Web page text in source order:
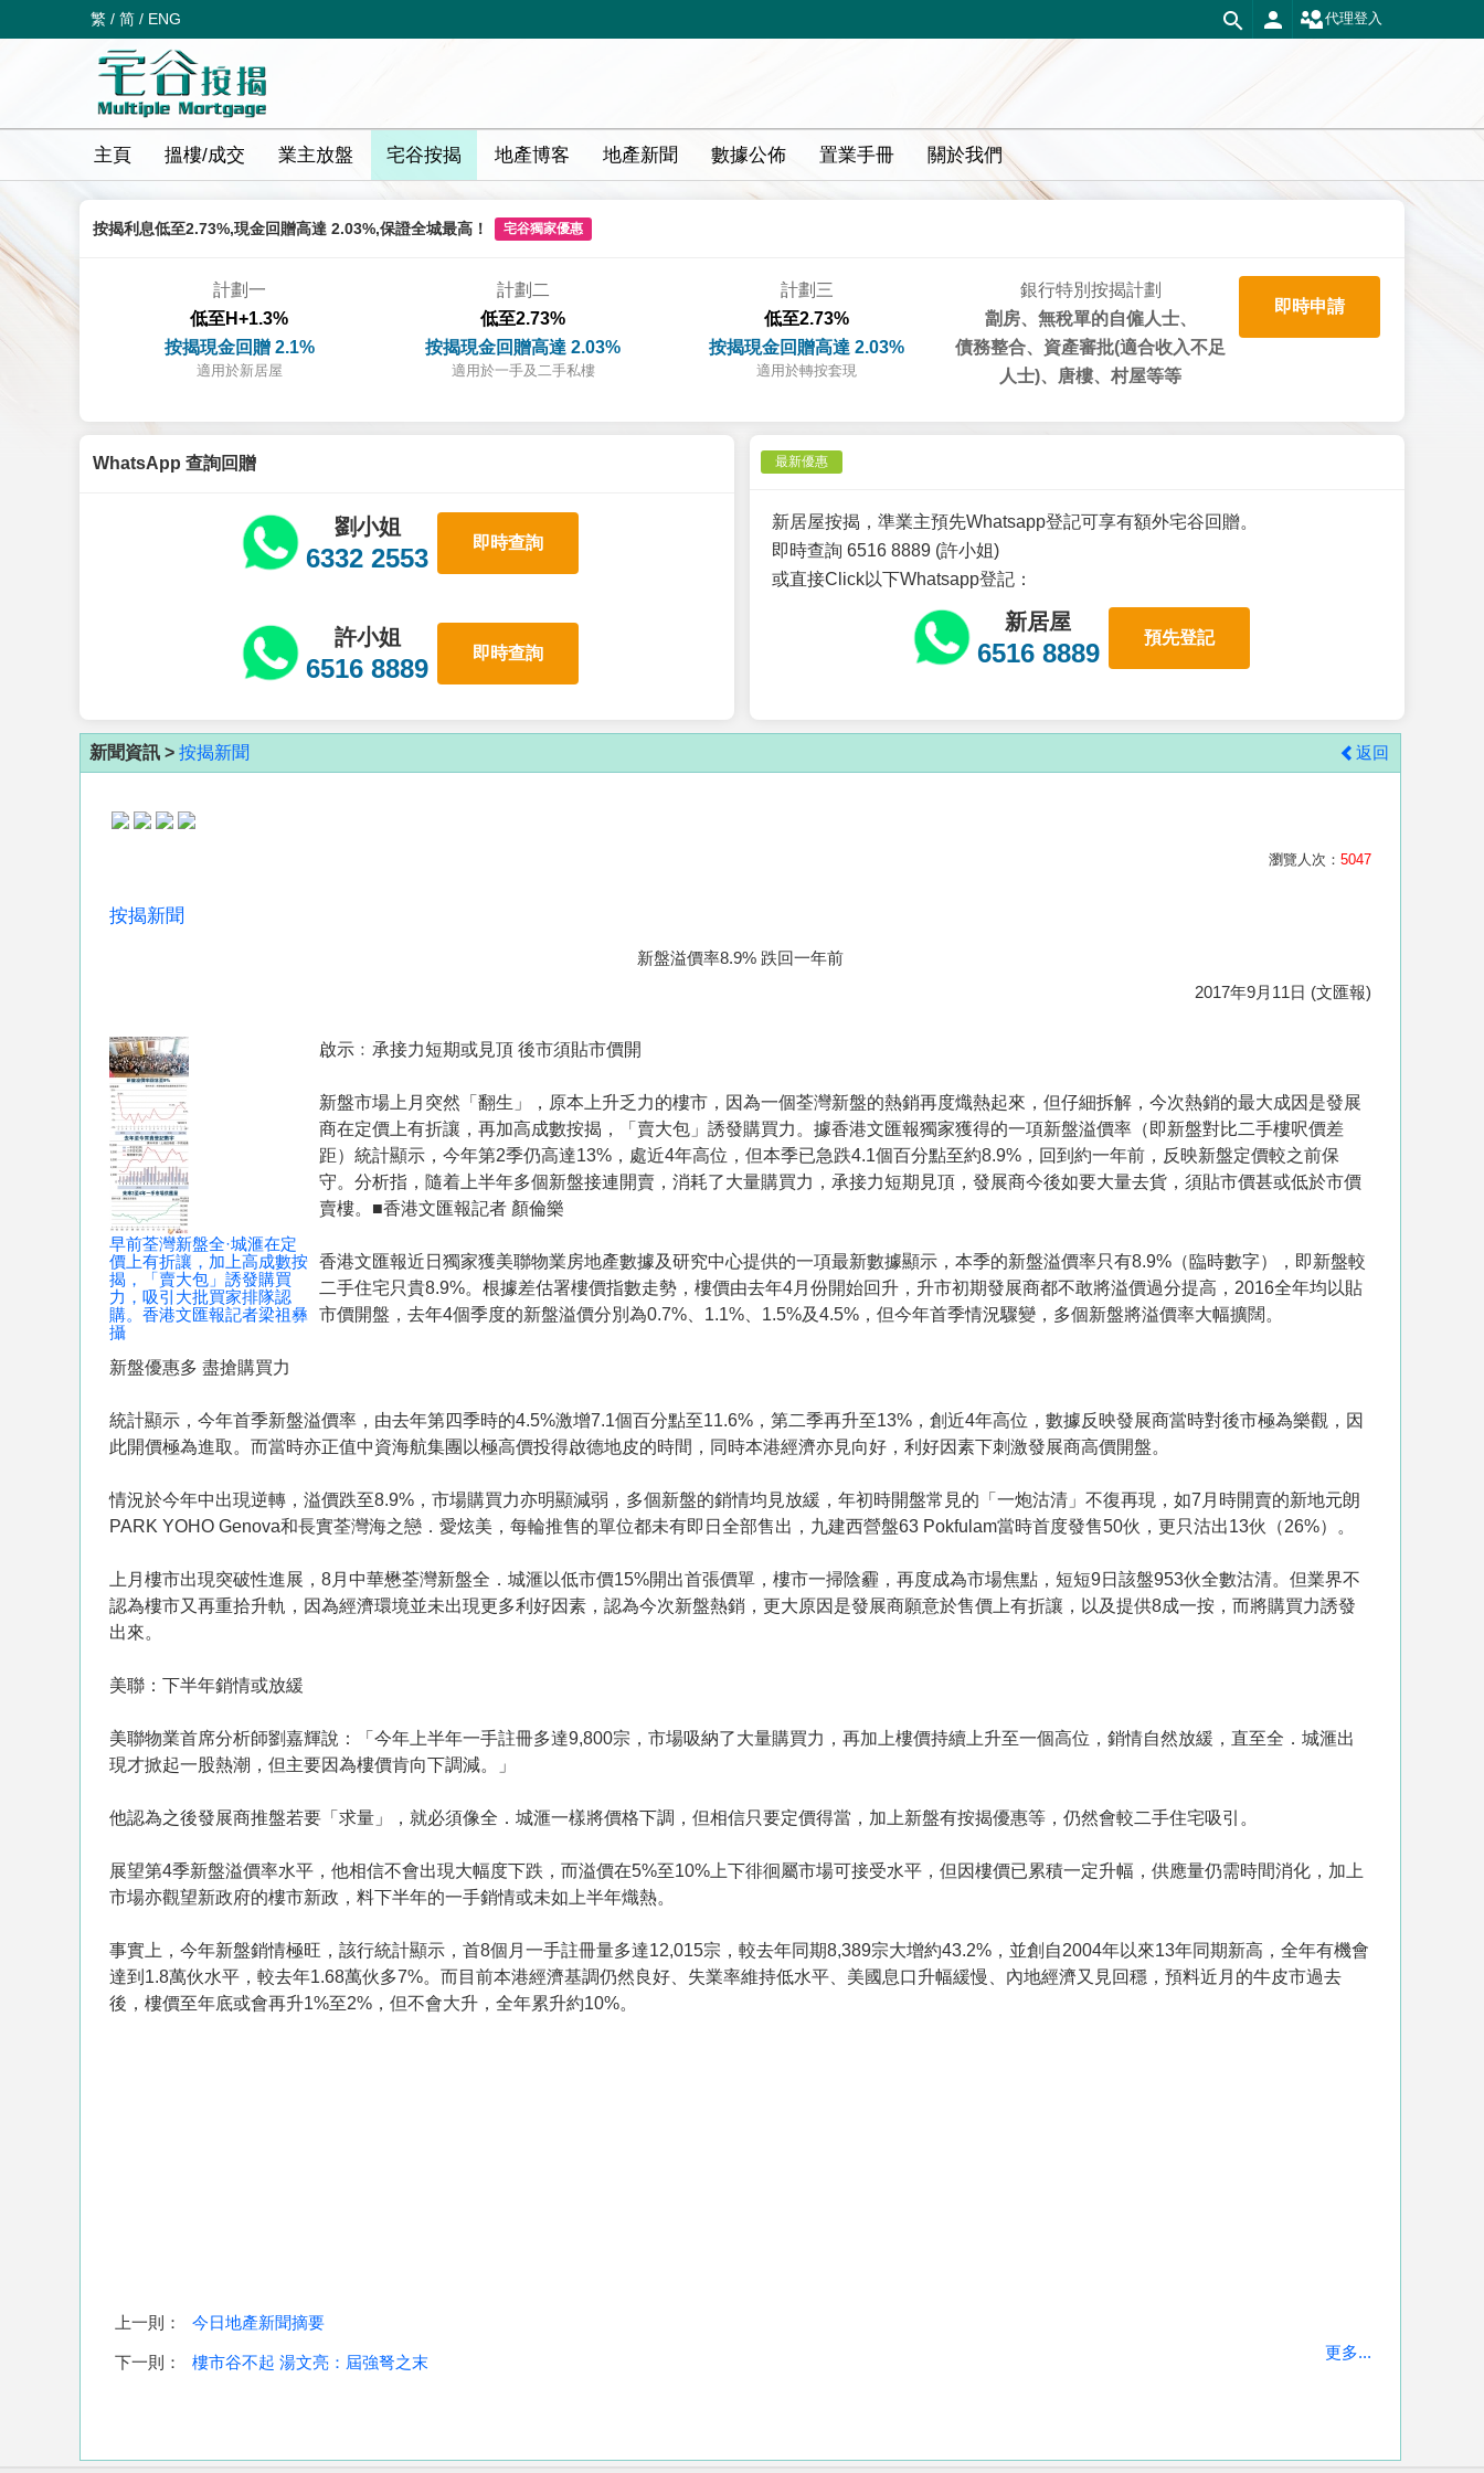
繁 / 简 / ENG 代理登入
主頁 搵樓/成交 業主放盤 宅谷按揭 地產博客 地產新聞 數據公佈 置業手冊 關於我們
按揭利息低至2.73%,現金回贈高達 2.03%,保證全城最高！ 宅谷獨家優惠
計劃一
低至H+1.3%
按揭現金回贈 2.1%
適用於新居屋
計劃二
低至2.73%
按揭現金回贈高達 2.03%
適用於一手及二手私樓
計劃三
低至2.73%
按揭現金回贈高達 2.03%
適用於轉按套現
銀行特別按揭計劃
劏房、無稅單的自僱人士、
債務整合、資產審批(適合收入不足
人士)、唐樓、村屋等等
即時申請
WhatsApp 查詢回贈
劉小姐
6332 2553
即時查詢
許小姐
6516 8889
即時查詢
最新優惠
新居屋按揭，準業主預先Whatsapp登記可享有額外宅谷回贈。
即時查詢 6516 8889 (許小姐)
或直接Click以下Whatsapp登記：
新居屋
6516 8889
預先登記
新聞資訊 > 按揭新聞 返回
瀏覽人次： 5047
按揭新聞
新盤溢價率8.9% 跌回一年前
2017年9月11日 (文匯報)
早前荃灣新盤全·城滙在定
價上有折讓，加上高成數按
揭，「賣大包」誘發購買
力，吸引大批買家排隊認
購。香港文匯報記者梁祖彝
攝
啟示﹕承接力短期或見頂 後市須貼市價開
新盤市場上月突然「翻生」，原本上升乏力的樓市，因為一個荃灣新盤的熱銷再度熾熱起來，但仔細拆解，今次熱銷的最大成因是發展
商在定價上有折讓，再加高成數按揭，「賣大包」誘發購買力。據香港文匯報獨家獲得的一項新盤溢價率（即新盤對比二手樓呎價差
距）統計顯示，今年第2季仍高達13%，處近4年高位，但本季已急跌4.1個百分點至約8.9%，回到約一年前，反映新盤定價較之前保
守。分析指，隨着上半年多個新盤接連開賣，消耗了大量購買力，承接力短期見頂，發展商今後如要大量去貨，須貼市價甚或低於市價
賣樓。■香港文匯報記者 顏倫樂
香港文匯報近日獨家獲美聯物業房地產數據及研究中心提供的一項最新數據顯示，本季的新盤溢價率只有8.9%（臨時數字），即新盤較
二手住宅只貴8.9%。根據差估署樓價指數走勢，樓價由去年4月份開始回升，升市初期發展商都不敢將溢價過分提高，2016全年均以貼
市價開盤，去年4個季度的新盤溢價分別為0.7%、1.1%、1.5%及4.5%，但今年首季情況驟變，多個新盤將溢價率大幅擴闊。
新盤優惠多 盡搶購買力
統計顯示，今年首季新盤溢價率，由去年第四季時的4.5%激增7.1個百分點至11.6%，第二季再升至13%，創近4年高位，數據反映發展商當時對後市極為樂觀，因
此開價極為進取。而當時亦正值中資海航集團以極高價投得啟德地皮的時間，同時本港經濟亦見向好，利好因素下刺激發展商高價開盤。
情況於今年中出現逆轉，溢價跌至8.9%，市場購買力亦明顯減弱，多個新盤的銷情均見放緩，年初時開盤常見的「一炮沽清」不復再現，如7月時開賣的新地元朗
PARK YOHO Genova和長實荃灣海之戀．愛炫美，每輪推售的單位都未有即日全部售出，九建西營盤63 Pokfulam當時首度發售50伙，更只沽出13伙（26%）。
上月樓市出現突破性進展，8月中華懋荃灣新盤全．城滙以低市價15%開出首張價單，樓市一掃陰霾，再度成為市場焦點，短短9日該盤953伙全數沽清。但業界不
認為樓市又再重拾升軌，因為經濟環境並未出現更多利好因素，認為今次新盤熱銷，更大原因是發展商願意於售價上有折讓，以及提供8成一按，而將購買力誘發
出來。
美聯：下半年銷情或放緩
美聯物業首席分析師劉嘉輝說：「今年上半年一手註冊多達9,800宗，市場吸納了大量購買力，再加上樓價持續上升至一個高位，銷情自然放緩，直至全．城滙出
現才掀起一股熱潮，但主要因為樓價肯向下調減。」
他認為之後發展商推盤若要「求量」，就必須像全．城滙一樣將價格下調，但相信只要定價得當，加上新盤有按揭優惠等，仍然會較二手住宅吸引。
展望第4季新盤溢價率水平，他相信不會出現大幅度下跌，而溢價在5%至10%上下徘徊屬市場可接受水平，但因樓價已累積一定升幅，供應量仍需時間消化，加上
市場亦觀望新政府的樓市新政，料下半年的一手銷情或未如上半年熾熱。
事實上，今年新盤銷情極旺，該行統計顯示，首8個月一手註冊量多達12,015宗，較去年同期8,389宗大增約43.2%，並創自2004年以來13年同期新高，全年有機會
達到1.8萬伙水平，較去年1.68萬伙多7%。而目前本港經濟基調仍然良好、失業率維持低水平、美國息口升幅緩慢、內地經濟又見回穩，預料近月的牛皮市過去
後，樓價至年底或會再升1%至2%，但不會大升，全年累升約10%。
上一則： 今日地產新聞摘要
下一則： 樓市谷不起 湯文亮：屆強弩之末
更多...